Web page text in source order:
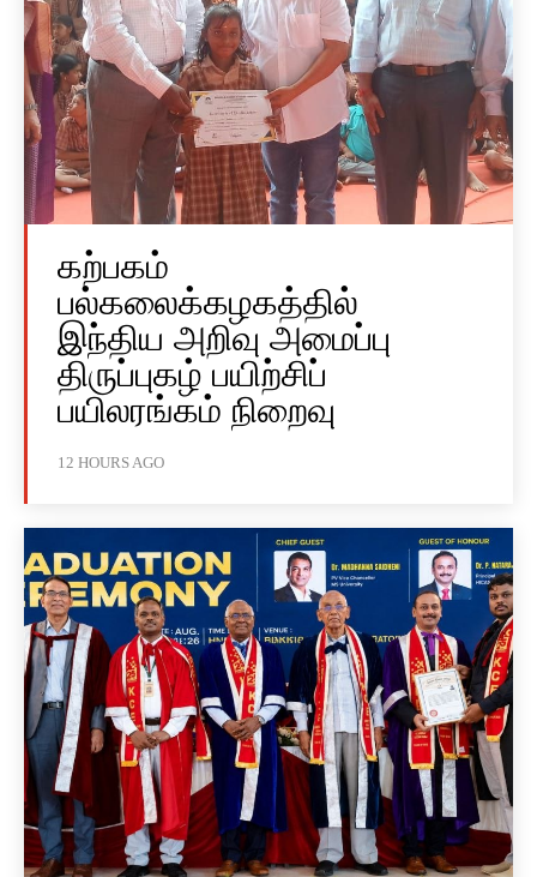
கற்பகம்
பல்கலைக்கழகத்தில்
இந்திய அறிவு அமைப்பு
திருப்புகழ் பயிற்சிப்
பயிலரங்கம் நிறைவு
12 HOURS AGO